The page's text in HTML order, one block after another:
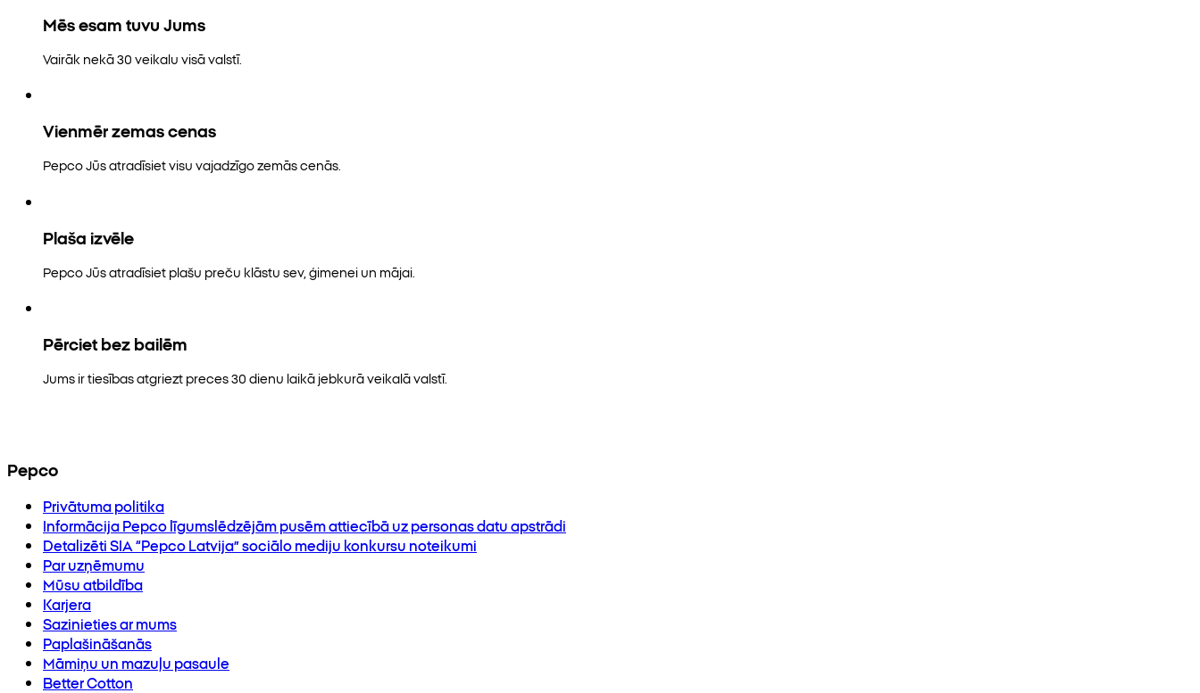
Mēs esam tuvu Jums
Vairāk nekā 30 veikalu visā valstī.
Vienmēr zemas cenas
Pepco Jūs atradīsiet visu vajadzīgo zemās cenās.
Plaša izvēle
Pepco Jūs atradīsiet plašu preču klāstu sev, ģimenei un mājai.
Pērciet bez bailēm
Jums ir tiesības atgriezt preces 30 dienu laikā jebkurā veikalā valstī.
Pepco
Privātuma politika
Informācija Pepco līgumslēdzējām pusēm attiecībā uz personas datu apstrādi
Detalizēti SIA “Pepco Latvija” sociālo mediju konkursu noteikumi
Par uzņēmumu
Mūsu atbildība
Karjera
Sazinieties ar mums
Paplašināšanās
Māmiņu un mazuļu pasaule
Better Cotton